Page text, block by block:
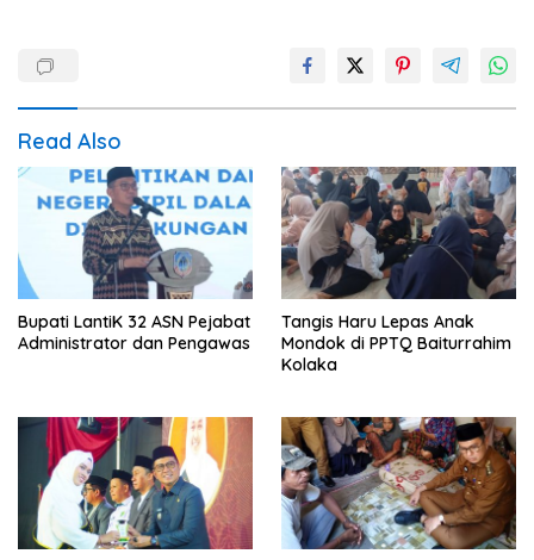
Read Also
Bupati LantiK 32 ASN Pejabat
Administrator dan Pengawas
Tangis Haru Lepas Anak
Mondok di PPTQ Baiturrahim
Kolaka